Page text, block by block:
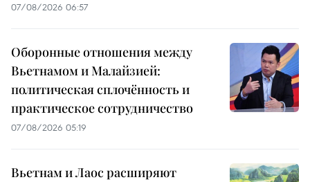
07/08/2026 06:57
Оборонные отношения между
Вьетнамом и Малайзией:
политическая сплочённость и
практическое сотрудничество
07/08/2026 05:19
Вьетнам и Лаос расширяют